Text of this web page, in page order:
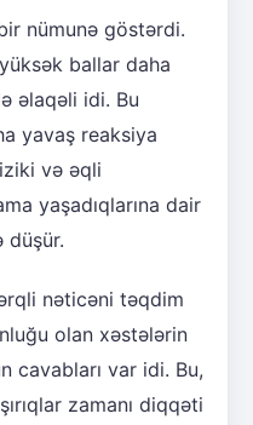
nümunə göstərdi.
ballar daha
əlaqəli idi. Bu
yavaş reaksiya
və əqli
yaşadıqlarına dair
düşür.
nəticəni təqdim
olan xəstələrin
cavabları var idi. Bu,
zamanı diqqəti